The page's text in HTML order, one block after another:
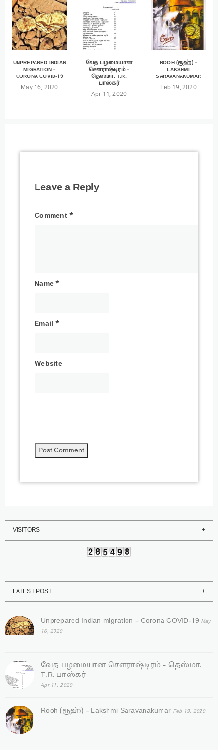
UNPREPARED INDIAN
MIGRATION –
CORONA COVID-19
May 16, 2020
வேத பழமையான
சௌராஷ்டிரம் –
தெஸ்மா. T.R.
பாஸ்கர்
Apr 11, 2020
ROOH (ரூஹ்) –
LAKSHMI
SARAVANAKUMAR
Feb 19, 2020
Leave a Reply
Comment*
Name*
Email *
Website
VISITORS
LATEST POST
Unprepared Indian migration – Corona COVID-19 May
16, 2020
வேத பழமையான சௌராஷ்டிரம் – தெஸ்மா.
T.R. பாஸ்கர்
Apr 11, 2020
Rooh (ரூஹ்) – Lakshmi Saravanakumar Feb 19, 2020